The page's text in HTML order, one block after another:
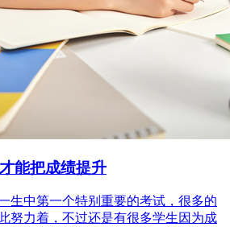
能把成绩提升
生中第一个特别重要的考试，很多的
努力着，不过还是有很多学生因为成